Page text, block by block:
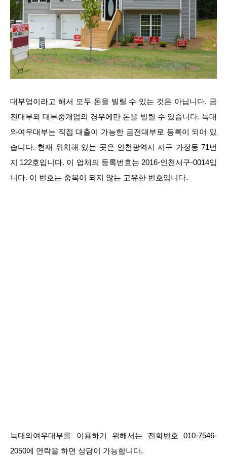
대부업이라고 해서 모두 돈을 빌릴 수 있는 것은 아닙니다. 금
전대부와 대부중개업의 경우에만 돈을 빌릴 수 있습니다. 늑대
와여우대부는 직접 대출이 가능한 금전대부로 등록이 되어 있
습니다. 현재 위치해 있는 곳은 인천광역시 서구 가정동 71번
지 122호입니다. 이 업체의 등록번호는 2016-인천서구-0014입
니다. 이 번호는 중복이 되지 않는 고유한 번호입니다.
늑대와여우대부를 이용하기 위해서는 전화번호 010-7546-
2050에 연락을 하면 상담이 가능합니다.